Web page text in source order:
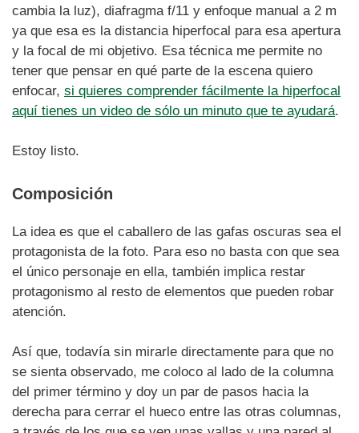
cambia la luz), diafragma f/11 y enfoque manual a 2 m
ya que esa es la distancia hiperfocal para esa apertura
y la focal de mi objetivo. Esa técnica me permite no
tener que pensar en qué parte de la escena quiero
enfocar, si quieres comprender fácilmente la hiperfocal
aquí tienes un video de sólo un minuto que te ayudará.
Estoy listo.
Composición
La idea es que el caballero de las gafas oscuras sea el
protagonista de la foto. Para eso no basta con que sea
el único personaje en ella, también implica restar
protagonismo al resto de elementos que pueden robar
atención.
Así que, todavía sin mirarle directamente para que no
se sienta observado, me coloco al lado de la columna
del primer término y doy un par de pasos hacia la
derecha para cerrar el hueco entre las otras columnas,